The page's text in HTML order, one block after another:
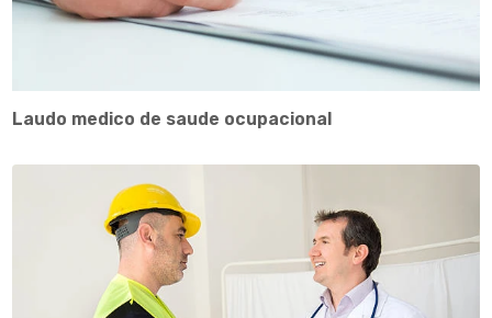
Laudo medico de saude ocupacional